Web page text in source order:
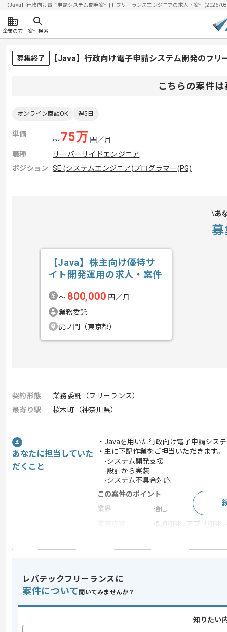
【Java】行政向け電子申請システム開発案件| ITフリーランスエンジニアの求人・案件(2026/
企業の方 案件検索
募集終了 【Java】行政向け電子申請システム開発のフリ
こちらの案件
オンライン商談OK 週5日
単価
〜75万 円／月
職種
サーバーサイドエンジニア
ポジション
SE (システムエンジニア)プログラマー(PG)
あ
【Java】株主向け優待サ
イト開発運用の求人・案件
〜 800,000 円／月
業務委託
虎ノ門（東京都）
契約形態
業務委託（フリーランス）
最寄り駅
桜木町（神奈川県）
あなたに担当していた
だくこと
・Javaを用いた行政向け電子申請シス
・主に下記作業をご担当いただきます。
-システム開発支援
-設計から実装
-システム不具合対応
この案件のポイント
業界
通信
追加開発 , アプリ開発
スキル
求めるスキル
・Javaを用いた開発経験（3年以上）
レバテックフリーランスに
案件について 聞いてみませんか？
知りたい